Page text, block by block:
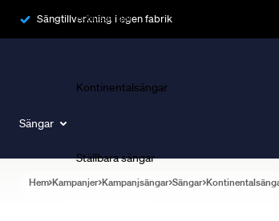
Sängtillverkning i egen fabrik
Sängar
Ramsängar
Kontinentalsängar
Ställbara sängar
Hem Kampanjer Kampanjsängar Sängar